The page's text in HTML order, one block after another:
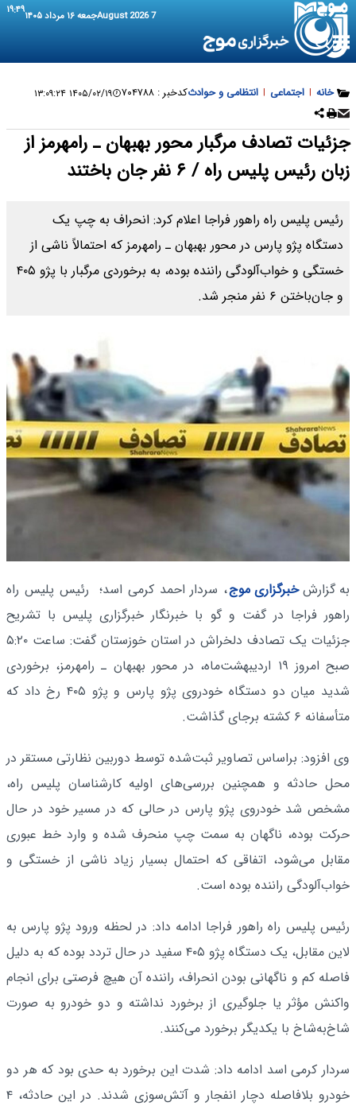
7 August 2026 جمعه ۱۶ مرداد ۱۴۰۵ ۱۹:۴۹
خانه | اجتماعی | انتظامی و حوادثکدخبر : ۷۰۴۷۸۸ ۱۴۰۵/۰۲/۱۹ ۱۳:۰۹:۲۴
جزئیات تصادف مرگبار محور بهبهان ـ رامهرمز از
زبان رئیس پلیس راه / ۶ نفر جان باختند
رئیس پلیس راه راهور فراجا اعلام کرد: انحراف به چپ یک
دستگاه پژو پارس در محور بهبهان ـ رامهرمز که احتمالاً ناشی از
خستگی و خواب‌آلودگی راننده بوده، به برخوردی مرگبار با پژو ۴۰۵
و جان‌باختن ۶ نفر منجر شد.
به گزارشخبرگزاری موج، سردار احمد کرمی اسد؛ رئیس پلیس راه
راهور فراجا در گفت و گو با خبرنگار خبرگزاری پلیس با تشریح
جزئیات یک تصادف دلخراش در استان خوزستان گفت: ساعت ۵:۲۰
صبح امروز ۱۹ اردیبهشت‌ماه، در محور بهبهان ـ رامهرمز، برخوردی
شدید میان دو دستگاه خودروی پژو پارس و پژو ۴۰۵ رخ داد که
متأسفانه ۶ کشته برجای گذاشت.
وی افزود: براساس تصاویر ثبت‌شده توسط دوربین نظارتی مستقر در
محل حادثه و همچنین بررسی‌های اولیه کارشناسان پلیس راه،
مشخص شد خودروی پژو پارس در حالی که در مسیر خود در حال
حرکت بوده، ناگهان به سمت چپ منحرف شده و وارد خط عبوری
مقابل می‌شود، اتفاقی که احتمال بسیار زیاد ناشی از خستگی و
خواب‌آلودگی راننده بوده است.
رئیس پلیس راه راهور فراجا ادامه داد: در لحظه ورود پژو پارس به
لاین مقابل، یک دستگاه پژو ۴۰۵ سفید در حال تردد بوده که به دلیل
فاصله کم و ناگهانی بودن انحراف، راننده آن هیچ فرصتی برای انجام
واکنش مؤثر یا جلوگیری از برخورد نداشته و دو خودرو به صورت
شاخ‌به‌شاخ با یکدیگر برخورد می‌کنند.
سردار کرمی اسد ادامه داد: شدت این برخورد به حدی بود که هر دو
خودرو بلافاصله دچار انفجار و آتش‌سوزی شدند. در این حادثه، ۴